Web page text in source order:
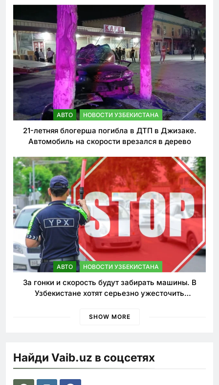
АВТО НОВОСТИ УЗБЕКИСТАНА
21-летняя блогерша погибла в ДТП в Джизаке.
Автомобиль на скорости врезался в дерево
АВТО НОВОСТИ УЗБЕКИСТАНА
За гонки и скорость будут забирать машины. В
Узбекистане хотят серьезно ужесточить
SHOW MORE
Найди Vaib.uz в соцсетях